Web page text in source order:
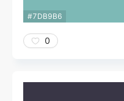
#7DB9B6
0